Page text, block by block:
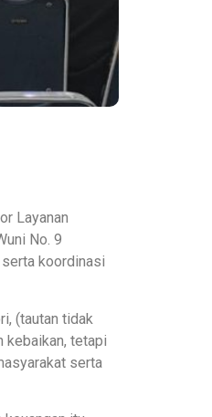
Layanan
No. 9
serta koordinasi
(tautan tidak
kebaikan, tetapi
serta